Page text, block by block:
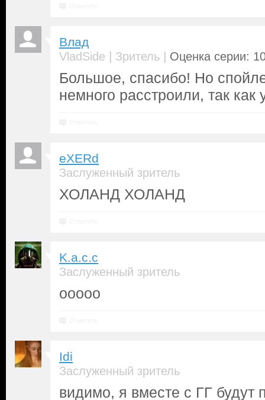
Влад
VladSide | Зритель | Оценка серии:
Большое, спасибо! Но
немного расстроили, так как
eXERd
Заслуженный зритель
ХОЛАНД ХОЛАНД
K.a.c.c
Заслуженный зритель
ооооо
Idi
Заслуженный зритель
видимо, я вместе с ГГ будут